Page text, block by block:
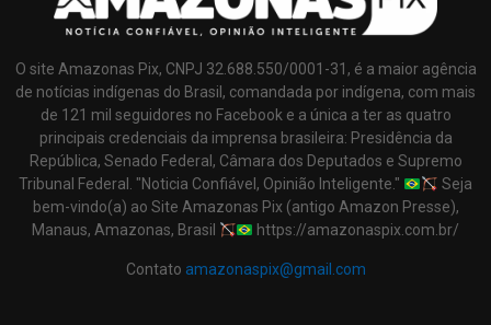
O site Amazonas Pix, CNPJ 32.688.550/0001-31, é a maior agência
de notícias indígenas do Brasil, comandada por indígena, com mais
de 121 mil seguidores no Facebook e a única a ter as quatro
principais credenciais da imprensa brasileira: Presidência da
República, Senado Federal, Câmara dos Deputados e Supremo
Tribunal Federal. "Noticia Confiável, Opinião Inteligente."
Seja
bem-vindo(a) ao Site Amazonas Pix (antigo Amazon Presse),
Manaus, Amazonas, Brasil
https://amazonaspix.com.br/
Contato amazonaspix@gmail.com